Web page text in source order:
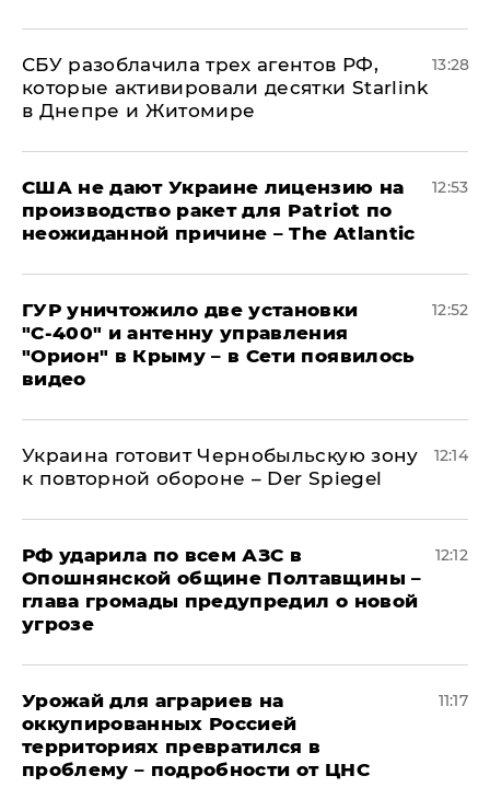
СБУ разоблачила трех агентов РФ,
которые активировали десятки Starlink
в Днепре и Житомире
13:28
США не дают Украине лицензию на
производство ракет для Patriot по
неожиданной причине – The Atlantic
12:53
ГУР уничтожило две установки
"С‑400" и антенну управления
"Орион" в Крыму – в Сети появилось
видео
12:52
Украина готовит Чернобыльскую зону
к повторной обороне – Der Spiegel
12:14
РФ ударила по всем АЗС в
Опошнянской общине Полтавщины –
глава громады предупредил о новой
угрозе
12:12
Урожай для аграриев на
оккупированных Россией
территориях превратился в
проблему – подробности от ЦНС
11:17